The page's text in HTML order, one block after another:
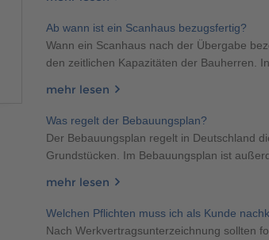
400 500
400 500
Ab wann ist ein Scanhaus bezugsfertig?
Wann ein Scanhaus nach der Übergabe
den zeitlichen Kapazitäten der Bauherren. In
mehr lesen
Was regelt der Bebauungsplan?
Der Bebauungsplan regelt in Deutschland
Grundstücken. Im Bebauungsplan ist
mehr lesen
Welchen Pflichten muss ich als Kunde
Nach Werkvertragsunterzeichnung sollten